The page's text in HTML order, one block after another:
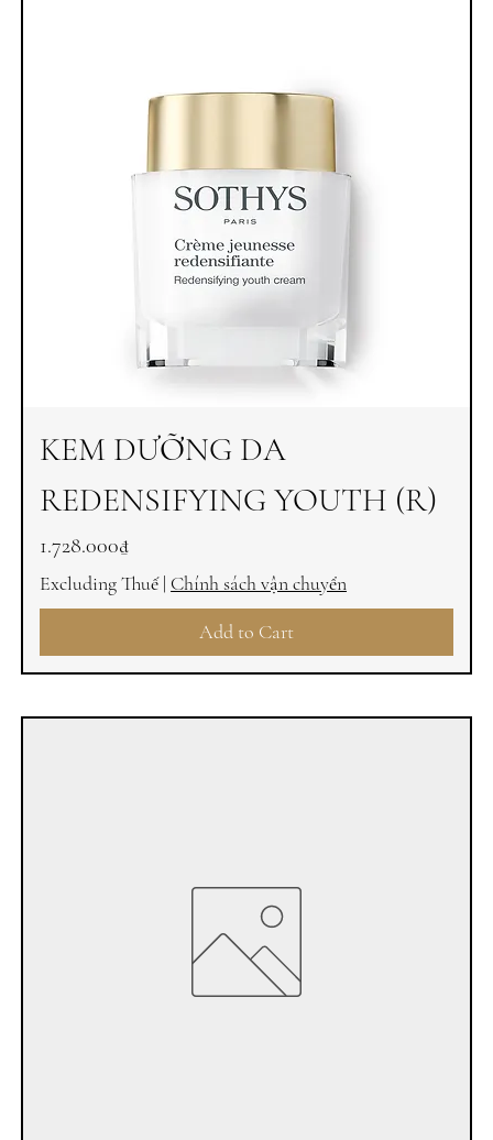
KEM DƯỠNG DA
REDENSIFYING YOUTH (R)
Price
1.728.000₫
Excluding Thuế| Chính sách vận chuyển
Add to Cart